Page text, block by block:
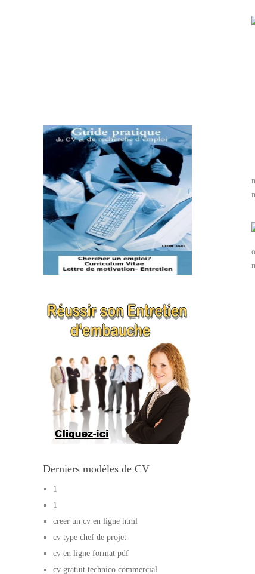
Derniers modèles de CV
1
1
creer un cv en ligne html
cv type chef de projet
cv en ligne format pdf
cv gratuit technico commercial